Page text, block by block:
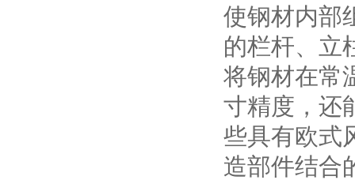
使钢材内部
的栏杆、立
将钢材在常
寸精度，还
些具有欧式
造部件结合